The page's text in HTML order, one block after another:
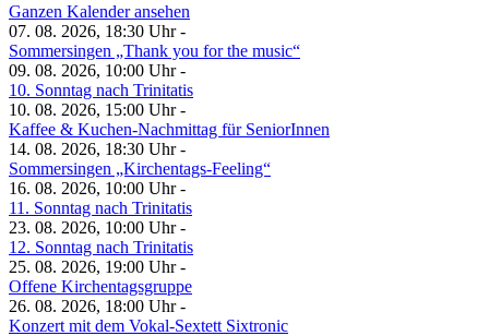
Ganzen Kalender ansehen
07. 08. 2026, 18:30 Uhr -
Sommersingen „Thank you for the music“
09. 08. 2026, 10:00 Uhr -
10. Sonntag nach Trinitatis
10. 08. 2026, 15:00 Uhr -
Kaffee & Kuchen-Nachmittag für SeniorInnen
14. 08. 2026, 18:30 Uhr -
Sommersingen „Kirchentags-Feeling“
16. 08. 2026, 10:00 Uhr -
11. Sonntag nach Trinitatis
23. 08. 2026, 10:00 Uhr -
12. Sonntag nach Trinitatis
25. 08. 2026, 19:00 Uhr -
Offene Kirchentagsgruppe
26. 08. 2026, 18:00 Uhr -
Konzert mit dem Vokal-Sextett Sixtronic